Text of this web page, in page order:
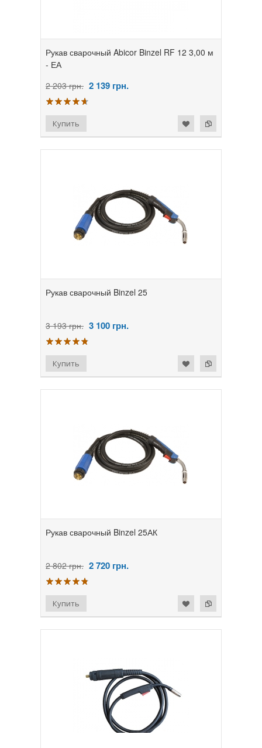
Рукав сварочный Abicor Binzel RF 12 3,00 м
- ЕА
2 203 грн. 2 139 грн.
Рукав сварочный Binzel 25
3 193 грн. 3 100 грн.
Рукав сварочный Binzel 25АК
2 802 грн. 2 720 грн.